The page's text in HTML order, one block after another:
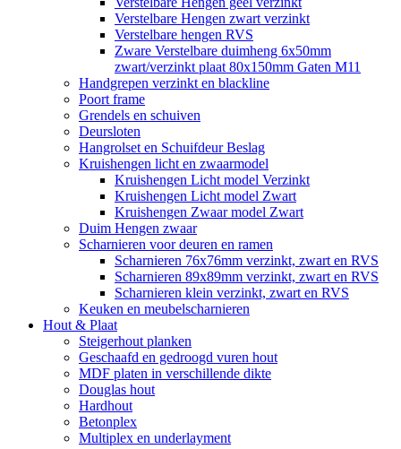
Verstelbare Hengen zwart verzinkt
Verstelbare hengen RVS
Zware Verstelbare duimheng 6x50mm
zwart/verzinkt plaat 80x150mm Gaten M11
Handgrepen verzinkt en blackline
Poort frame
Grendels en schuiven
Deursloten
Hangrolset en Schuifdeur Beslag
Kruishengen licht en zwaarmodel
Kruishengen Licht model Verzinkt
Kruishengen Licht model Zwart
Kruishengen Zwaar model Zwart
Duim Hengen zwaar
Scharnieren voor deuren en ramen
Scharnieren 76x76mm verzinkt, zwart en RVS
Scharnieren 89x89mm verzinkt, zwart en RVS
Scharnieren klein verzinkt, zwart en RVS
Keuken en meubelscharnieren
Hout & Plaat
Steigerhout planken
Geschaafd en gedroogd vuren hout
MDF platen in verschillende dikte
Douglas hout
Hardhout
Betonplex
Multiplex en underlayment